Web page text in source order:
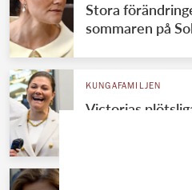
Stora
sommaren på
KUNGAFAMILJEN
Victorias